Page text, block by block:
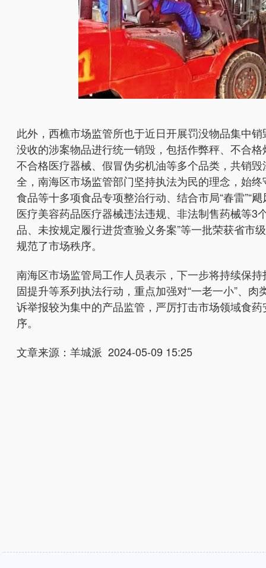
此外，西樵市场监管所也于近日开展罚没物品集中
没收的涉案物品进行统一销毁，包括作弊秤、不合
不合格医疗器械、假冒伪劣机油等多个品类，共销
全，南海区市场监管部门坚持执法为民的理念，始
食品等十多项食品专项整治行动、结合市局“春雷”“
医疗美容药品医疗器械违法违规、非法制售药械等3
品、未按规定履行进货查验义务案”等一批荣获省市
规范了市场秩序。
南海区市场监管局工作人员表示，下一步将持续保
固提升等系列执法行动，重点加强对“一老一小”、
诉举报较为集中的产品监管，严厉打击市场领域食
序。
文章来源：羊城派 2024-05-09 15:25